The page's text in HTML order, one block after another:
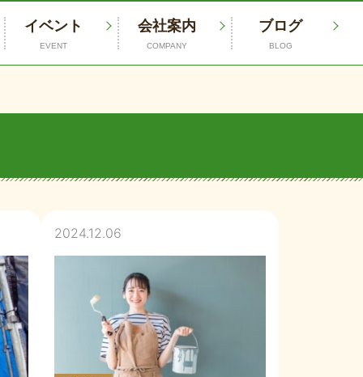
イベント
EVENT
会社案内
COMPANY
ブログ
BLOG
2024.12.06